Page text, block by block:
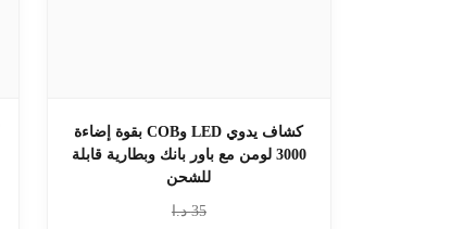
كشاف يدوي LED وCOB بقوة إضاءة
3000 لومن مع باور بانك وبطارية قابلة
للشحن
35د.ا